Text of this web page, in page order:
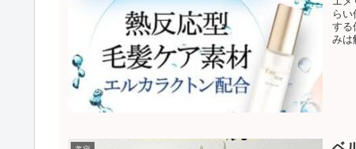
ら
する
みは